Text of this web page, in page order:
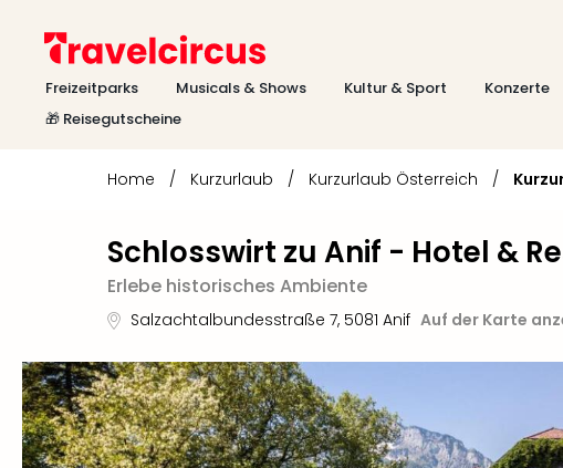
Freizeitparks Musicals & Shows Kultur & Sport Konzerte
🎁 Reisegutscheine
Home / Kurzurlaub / Kurzurlaub Österreich /
Schlosswirt zu Anif - Hotel &
Erlebe historisches Ambiente
Salzachtalbundesstraße 7, 5081 Anif Auf der Karte